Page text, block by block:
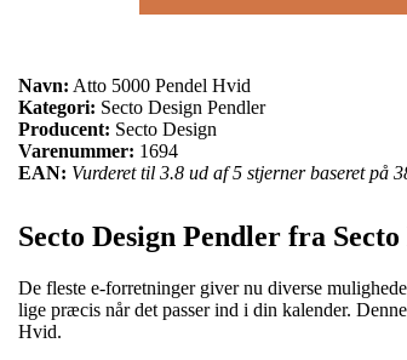
Navn: Atto 5000 Pendel Hvid
Kategori: Secto Design Pendler
Producent: Secto Design
Varenummer: 1694
EAN: Vurderet til 3.8 ud af 5 stjerner baseret på
Secto Design Pendler fra Secto
De fleste e-forretninger giver nu diverse
lige præcis når det passer ind i din kalender.
Hvid.